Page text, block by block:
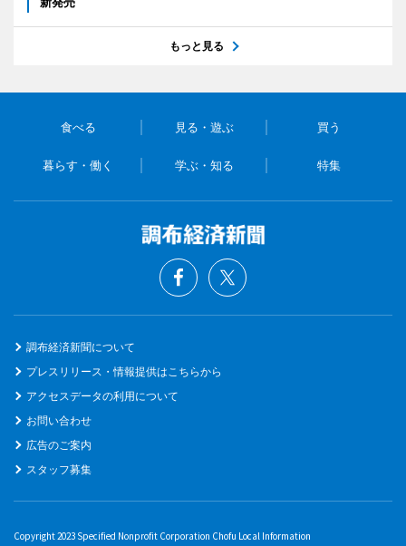
もっと見る
食べる 見る・遊ぶ 買う
暮らす・働く 学ぶ・知る 特集
調布経済新聞について
プレスリリース・情報提供はこちらから
アクセスデータの利用について
お問い合わせ
広告のご案内
スタッフ募集
Copyright 2023 Specified Nonprofit Corporation Chofu Local Information